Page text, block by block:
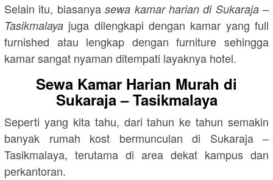
Selain itu, biasanyasewa kamar harian di Sukaraja –
Tasikmalaya juga dilengkapi dengan kamar yang full
furnished atau lengkap dengan furniture sehingga
kamar sangat nyaman ditempati layaknya hotel.
Sewa Kamar Harian Murah di
Sukaraja – Tasikmalaya
Seperti yang kita tahu, dari tahun ke tahun semakin
banyak rumah kost bermunculan di Sukaraja –
Tasikmalaya, terutama di area dekat kampus dan
perkantoran.